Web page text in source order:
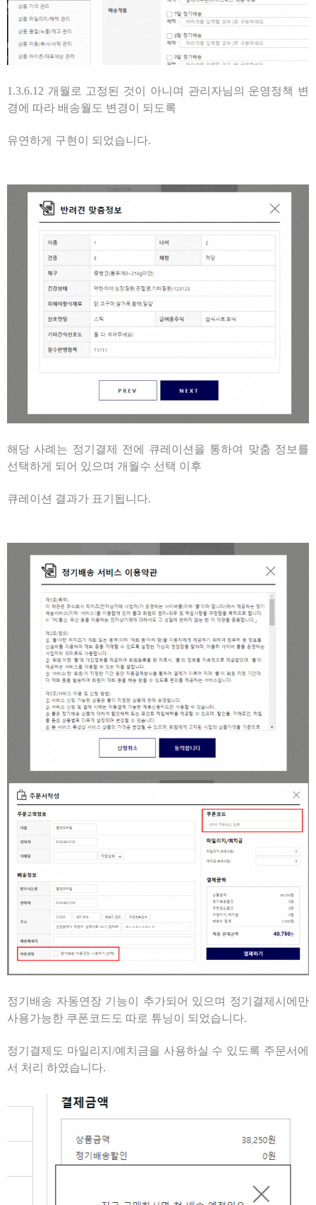
1.3.6.12 개월로 고정된 것이 아니며 관리자님의 운영정책 변
경에 따라 배송월도 변경이 되도록
유연하게 구현이 되었습니다.
해당 사례는 정기결제 전에 큐레이션을 통하여 맞춤 정보를
선택하게 되어 있으며 개월수 선택 이후
큐레이션 결과가 표기됩니다.
정기배송 자동연장 기능이 추가되어 있으며 정기결제시에만
사용가능한 쿠폰코드도 따로 튜닝이 되었습니다.
정기결제도 마일리지/예치금을 사용하실 수 있도록 주문서에
서 처리 하였습니다.